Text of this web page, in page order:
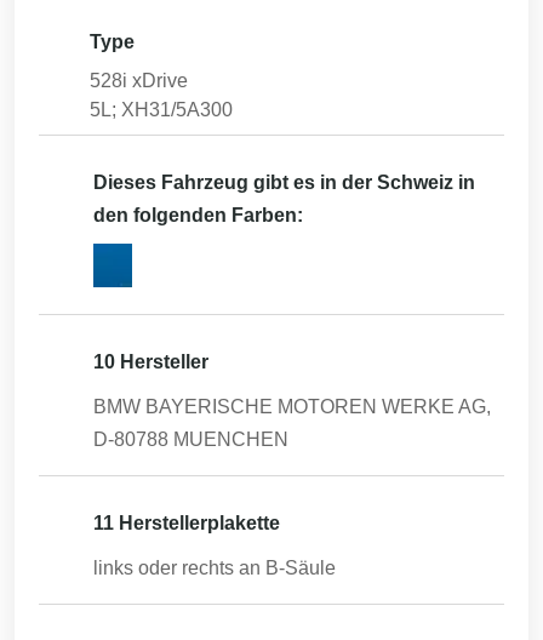
Type
528i xDrive
5L; XH31/5A300
Dieses Fahrzeug gibt es in der Schweiz in
den folgenden Farben:
10 Hersteller
BMW BAYERISCHE MOTOREN WERKE AG,
D-80788 MUENCHEN
11 Herstellerplakette
links oder rechts an B-Säule